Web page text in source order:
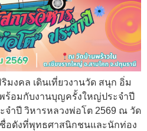
มงคล เดินเที่ยวงานวัด สนุก อิ่ม
ร้อมกับงานบุญครั้งใหญ่ประจำปี
จำปี วิหารหลวงพ่อโต 2569 ณ วัด
อดังที่พุทธศาสนิกชนและนักท่อง